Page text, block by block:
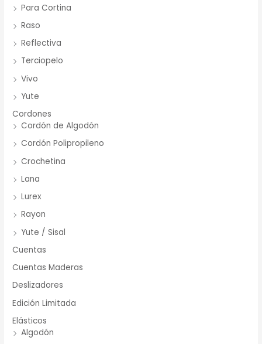
Para Cortina
Raso
Reflectiva
Terciopelo
Vivo
Yute
Cordones
Cordón de Algodón
Cordón Polipropileno
Crochetina
Lana
Lurex
Rayon
Yute / Sisal
Cuentas
Cuentas Maderas
Deslizadores
Edición Limitada
Elásticos
Algodón